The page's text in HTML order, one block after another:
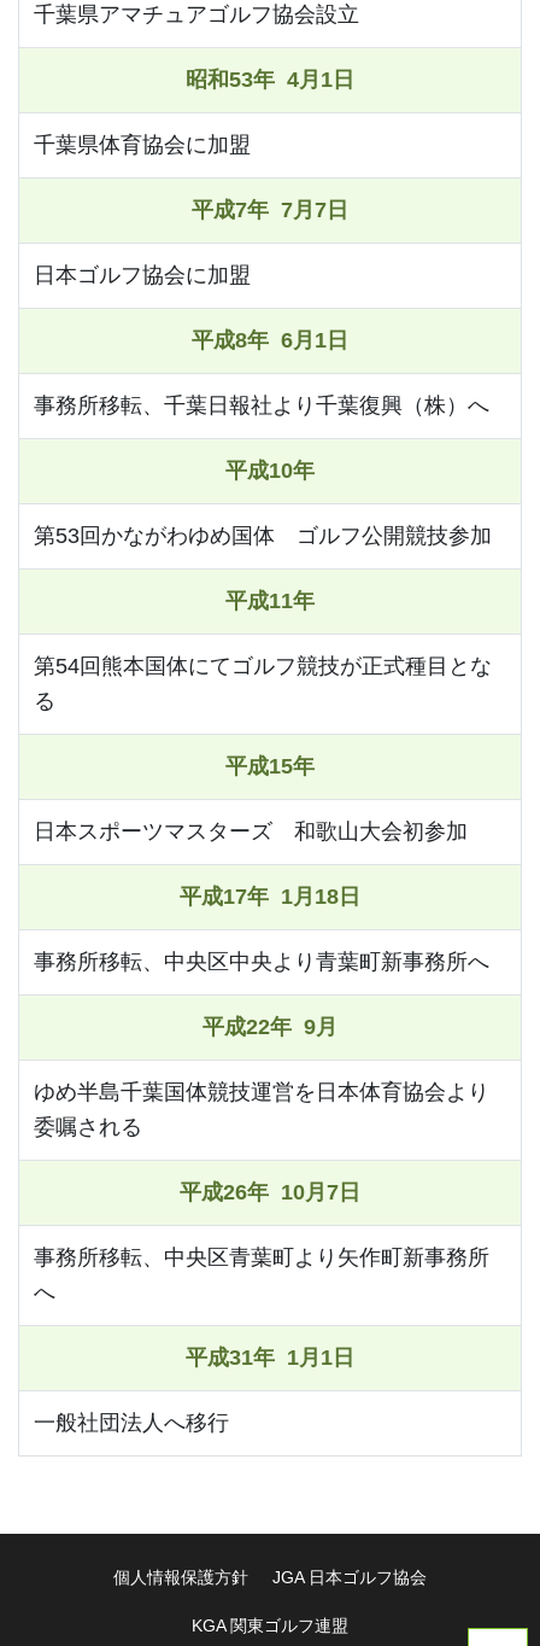
千葉県アマチュアゴルフ協会設立
昭和53年 4月1日
千葉県体育協会に加盟
平成7年 7月7日
日本ゴルフ協会に加盟
平成8年 6月1日
事務所移転、千葉日報社より千葉復興（株）へ
平成10年
第53回かながわゆめ国体 ゴルフ公開競技参加
平成11年
第54回熊本国体にてゴルフ競技が正式種目とな
る
平成15年
日本スポーツマスターズ 和歌山大会初参加
平成17年 1月18日
事務所移転、中央区中央より青葉町新事務所へ
平成22年 9月
ゆめ半島千葉国体競技運営を日本体育協会より
委嘱される
平成26年 10月7日
事務所移転、中央区青葉町より矢作町新事務所
へ
平成31年 1月1日
一般社団法人へ移行
個人情報保護方針 JGA 日本ゴルフ協会
KGA 関東ゴルフ連盟